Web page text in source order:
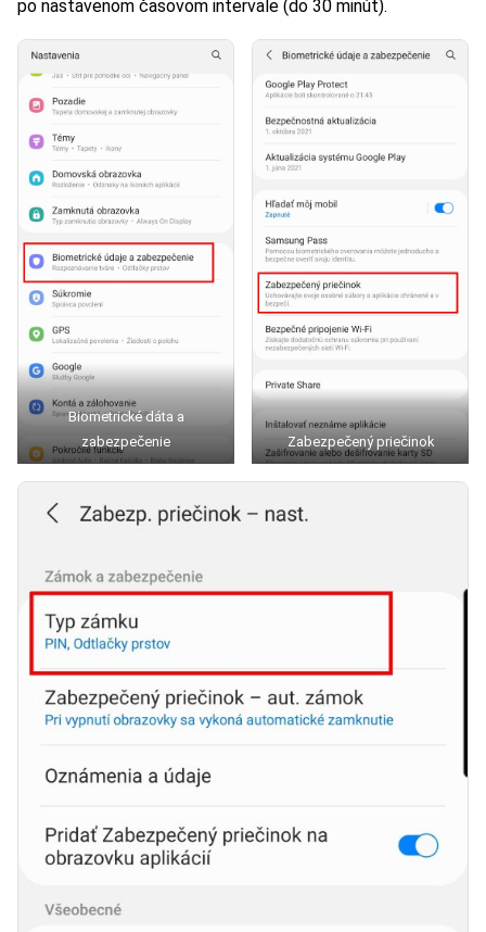
po nastavenom časovom intervale (do 30 minút).
Biometrické dáta a
zabezpečenie
Zabezpečený priečinok